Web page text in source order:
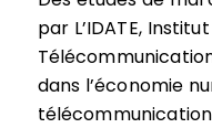
par L’IDATE,
dans l’économie